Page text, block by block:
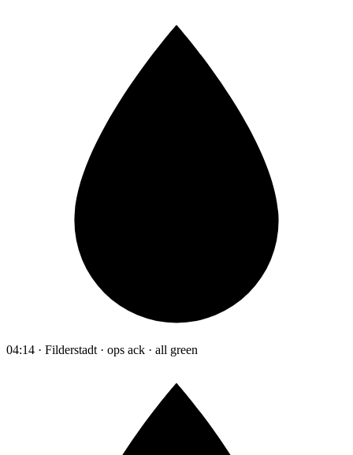
04:14 · Filderstadt · ops ack · all green